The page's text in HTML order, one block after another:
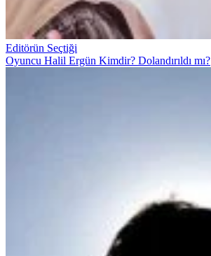
Editörün Seçtiği
Oyuncu Halil Ergün Kimdir? Dolandırıldı mı?